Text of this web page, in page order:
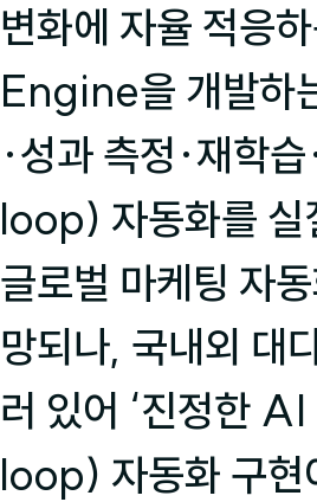
변화에 자율 적
Engine을 개발하
·성과 측정·재학
loop) 자동화를 실
글로벌 마케팅 자
망되나, 국내외 대
러 있어 ‘진정한
loop) 자동화 구현